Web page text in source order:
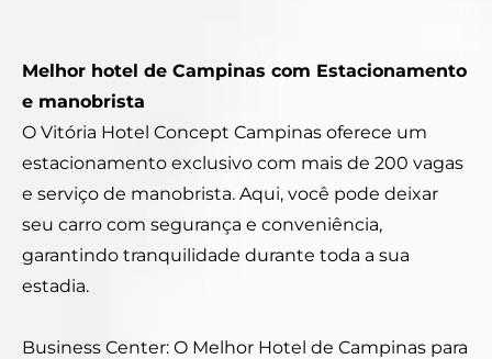
Melhor hotel de Campinas com Estacionamento
e manobrista
O Vitória Hotel Concept Campinas oferece um
estacionamento exclusivo com mais de 200 vagas
e serviço de manobrista. Aqui, você pode deixar
seu carro com segurança e conveniência,
garantindo tranquilidade durante toda a sua
estadia.
Business Center: O Melhor Hotel de Campinas para